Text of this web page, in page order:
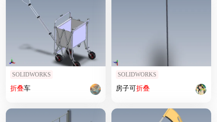
SOLIDWORKS
折叠车
SOLIDWORKS
房子可折叠